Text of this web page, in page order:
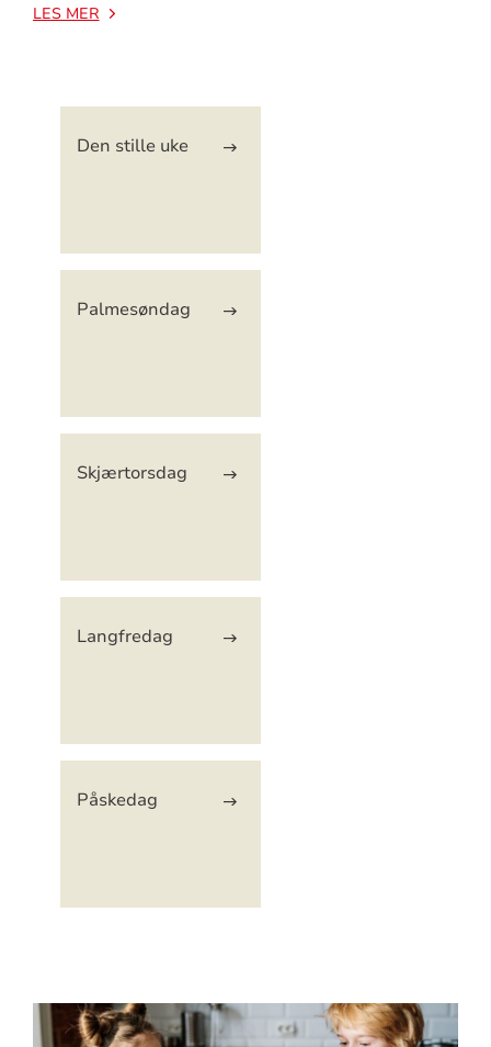
LES MER
Den stille uke
Palmesøndag
Skjærtorsdag
Langfredag
Påskedag